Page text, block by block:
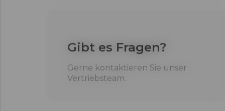
Gibt es Fragen?
Gerne kontaktieren Sie unser
Vertriebsteam.